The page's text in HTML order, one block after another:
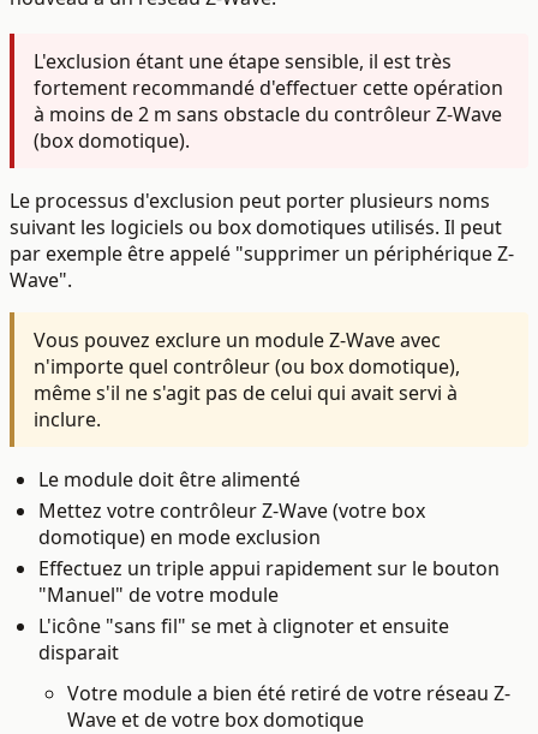
L'exclusion étant une étape sensible, il esttrès
fortement recommandé d'effectuer cette opération
à moins de 2 m sans obstacledu contrôleur Z-Wave
(box domotique).
Le processus d'exclusion peut porter plusieurs noms
suivant les logiciels ou box domotiques utilisés. Il peut
par exemple être appelé "supprimer un périphérique Z-
Wave".
Vous pouvez exclure un module Z-Wave avec
n'importe quel contrôleur (ou box domotique),
même s'il ne s'agit pas de celui qui avait servi à
inclure.
Le module doit être alimenté
Mettez votre contrôleur Z-Wave (votre box
domotique) en modeexclusion
Effectuez un triple appui rapidement sur le bouton
"Manuel" de votre module
L'icône "sans fil" se met à clignoter et ensuite
disparait
Votre module a bien été retiré de votre réseau Z-
Wave et de votre box domotique